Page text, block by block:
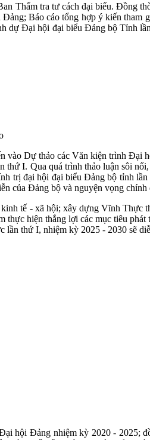
Thẩm tra tư cách đại biểu. Đồng
Báo cáo tổng hợp ý kiến
Đại hội đại biểu Đảng bộ Tỉnh
vào Dự thảo các Văn kiện trình
I. Qua quá trình thảo luận sôi
trị đại hội đại biểu Đảng bộ tỉnh
của Đảng bộ và nguyện vọng chính
tế - xã hội; xây dựng Vĩnh Thực
hiện thắng lợi các mục tiêu
thứ I, nhiệm kỳ 2025 - 2030 sẽ
hội Đảng nhiệm kỳ 2020 - 2025;